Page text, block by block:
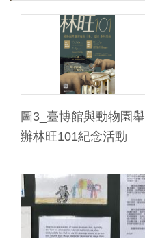
宣
告
著
作
圖3_臺博館與動物園舉
辦林旺101紀念活動